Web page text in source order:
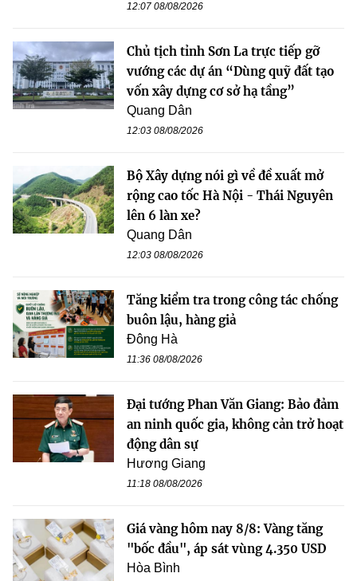
12:07 08/08/2026
Chủ tịch tỉnh Sơn La trực tiếp gỡ
vướng các dự án “Dùng quỹ đất tạo
vốn xây dựng cơ sở hạ tầng”
Quang Dân
12:03 08/08/2026
Bộ Xây dựng nói gì về đề xuất mở
rộng cao tốc Hà Nội - Thái Nguyên
lên 6 làn xe?
Quang Dân
12:03 08/08/2026
Tăng kiểm tra trong công tác chống
buôn lậu, hàng giả
Đông Hà
11:36 08/08/2026
Đại tướng Phan Văn Giang: Bảo đảm
an ninh quốc gia, không cản trở hoạt
động dân sự
Hương Giang
11:18 08/08/2026
Giá vàng hôm nay 8/8: Vàng tăng
"bốc đầu", áp sát vùng 4.350 USD
Hòa Bình